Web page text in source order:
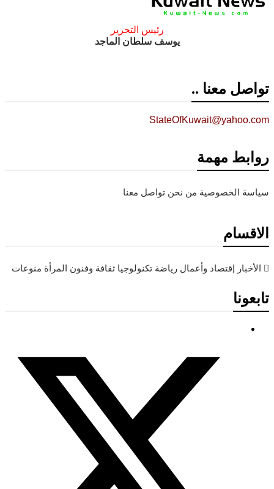
رئيس التحرير
يوسف سلطان الماجد
تواصل معنا ..
StateOfKuwait@yahoo.com
روابط مهمة
سياسة الخصوصية من نحن تواصل معنا
الاقسام
الأخبار إقتصاد وأعمال رياضة تكنولوجيا ثقافة وفنون المرأة منوعات
تابعونا